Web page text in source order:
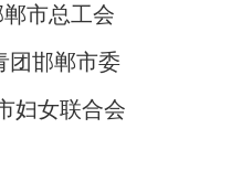
郸市总工会
团邯郸市委
市妇女联合会